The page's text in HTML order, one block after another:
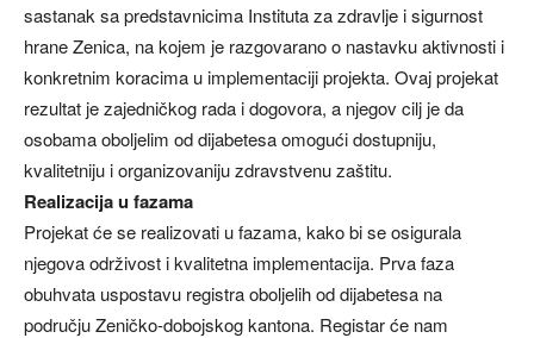
sastanak sa predstavnicima Instituta za zdravlje i sigurnost
hrane Zenica, na kojem je razgovarano o nastavku aktivnosti i
konkretnim koracima u implementaciji projekta. Ovaj projekat
rezultat je zajedničkog rada i dogovora, a njegov cilj je da
osobama oboljelim od dijabetesa omogući dostupniju,
kvalitetniju i organizovaniju zdravstvenu zaštitu.
Realizacija u fazama
Projekat će se realizovati u fazama, kako bi se osigurala
njegova održivost i kvalitetna implementacija. Prva faza
obuhvata uspostavu registra oboljelih od dijabetesa na
području Zeničko-dobojskog kantona. Registar će nam